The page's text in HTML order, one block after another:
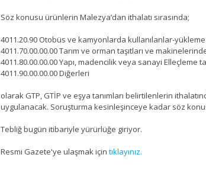
Söz konusu ürünlerin Malezya’dan ithalatı sırasında;
4011.20.90 Otobüs ve kamyonlarda kullanılanlar-
4011.70.00.00.00 Tarım ve orman taşıtları ve
4011.80.00.00.00 Yapı, madencilik veya sanayi
4011.90.00.00.00 Diğerleri
olarak GTP, GTİP ve eşya tanımları belirtilenlerin
uygulanacak. Soruşturma kesinleşinceye kadar söz
Tebliğ bugün itibariyle yürürlüğe giriyor.
Resmi Gazete'ye ulaşmak için tıklayınız.